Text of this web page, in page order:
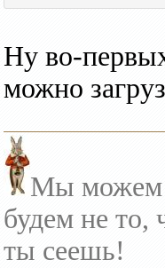
Ну во-
можно
Мы можем
будем не то,
ты сеешь!